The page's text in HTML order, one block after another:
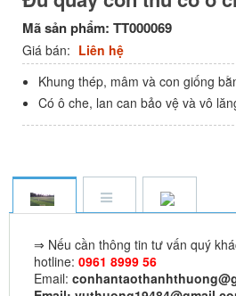
Mã sản phẩm: TT000069
Giá bán: Liên hệ
Khung thép, mâm và con giống
Có ô che, lan can bảo vệ và vô
⇒ Nếu cần thông tin tư vấn quý
hotline: 0961 8999 56
Email: